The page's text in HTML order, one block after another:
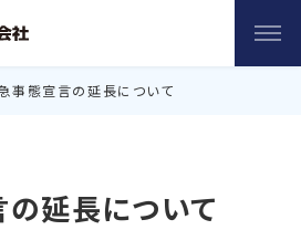
事態宣言の延長について
延長について